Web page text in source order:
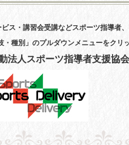
・講習会受講などスポーツ指導者
種別」のプルダウンメニューをクリ
法人スポーツ指導者支援協会